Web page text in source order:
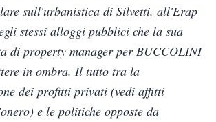
sull'urbanistica di Silvetti, all'Erap
stessi alloggi pubblici che la sua
di property manager per BUCCOLINI
in ombra. Il tutto tra la
dei profitti privati (vedi affitti
e le politiche opposte da